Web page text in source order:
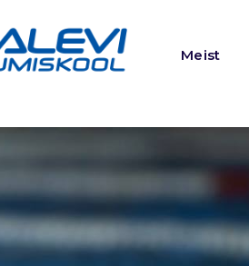
Meist